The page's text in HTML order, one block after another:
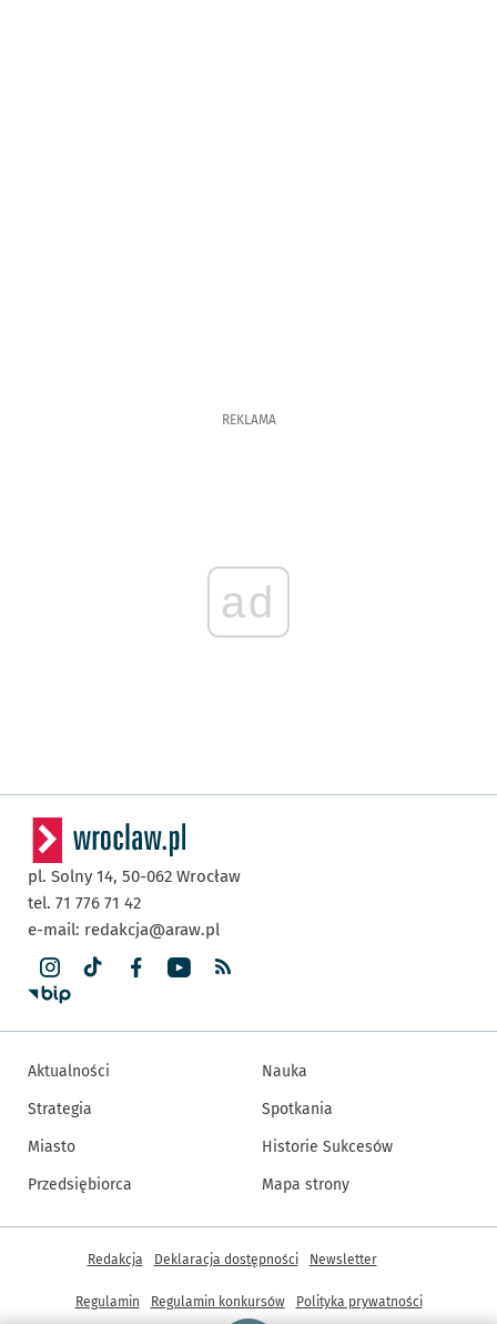
REKLAMA
ad
pl. Solny 14, 50-062 Wrocław
tel. 71 776 71 42
e-mail: redakcja@araw.pl
Aktualności
Strategia
Miasto
Przedsiębiorca
Nauka
Spotkania
Historie Sukcesów
Mapa strony
Inne informacje
Redakcja Deklaracja dostępności Newsletter
Regulamin Regulamin konkursów Polityka prywatności